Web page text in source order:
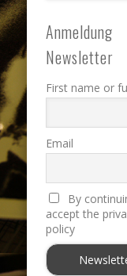
Anmeldung
Newsletter
First name or
Email
By
accept the
policy